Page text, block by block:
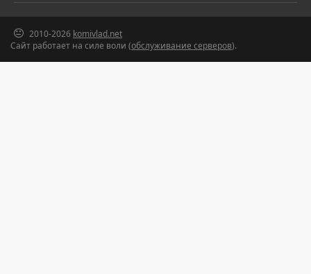
2010-2026 komivlad.net
Сайт работает на силе воли (обслуживание серверов).